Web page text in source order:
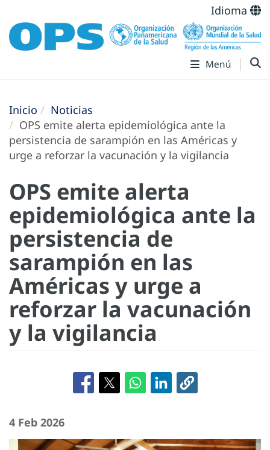
Idioma
Menú
Inicio
Noticias
OPS emite alerta epidemiológica ante la
persistencia de sarampión en las Américas y
urge a reforzar la vacunación y la vigilancia
OPS emite alerta
epidemiológica ante la
persistencia de
sarampión en las
Américas y urge a
reforzar la vacunación
y la vigilancia
4 Feb 2026